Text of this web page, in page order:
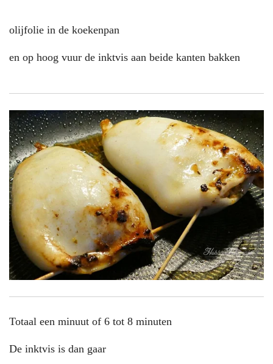
olijfolie in de koekenpan
en op hoog vuur de inktvis aan beide kanten bakken
Totaal een minuut of 6 tot 8 minuten
De inktvis is dan gaar